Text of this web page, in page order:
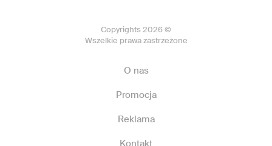
Copyrights 2026 ©
Wszelkie prawa zastrzeżone
O nas
Promocja
Reklama
Kontakt